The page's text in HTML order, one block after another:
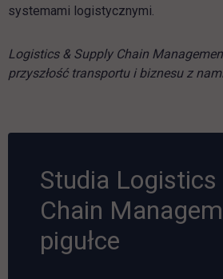
systemami logistycznymi.
Logistics & Supply Chain
przyszłość transportu i biznesu z
Studia Logistics
Chain
pigułce